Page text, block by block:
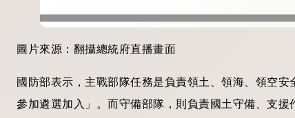
圖片來源：翻攝總統府直播畫面
國防部表示，主戰部隊任務是負責領土、領海、領空
參加遴選加入」。而守備部隊，則負責國土守備、支